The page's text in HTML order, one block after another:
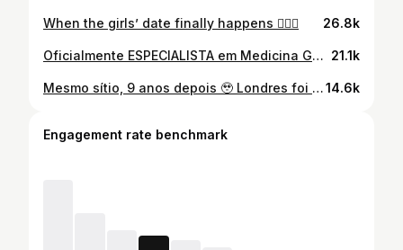
When the girls’ date finally happens 💁🏻‍♀️ 26.8k
Oficialmente ESPECIALISTA em Medicina Geral e Familiar 👩🏻‍⚕️🩺🩷 21.1k
Mesmo sítio, 9 anos depois 🥹 Londres foi a nossa primeira viagem juntos (que nervosa que eu estava!) 😳 Voltar aqui, no mesmo lugar, tantos anos depois, agora como marido e mulher, torna tudo ainda mais especial 💍❤️14.6k
Engagement rate benchmark